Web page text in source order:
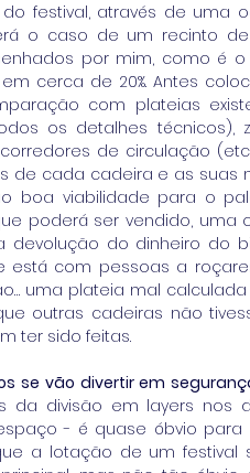
do festival, através de uma
o caso de um recinto
por mim, como é
cerca de 20%. Antes
com plateias
os detalhes técnicos),
de circulação
de cada cadeira e as suas
boa viabilidade para o
poderá ser vendido, uma
devolução do dinheiro do
está com pessoas a
uma plateia mal
outras cadeiras não
ter sido feitas.
se vão divertir em
da divisão em layers nos
- é quase óbvio para
a lotação de um festival